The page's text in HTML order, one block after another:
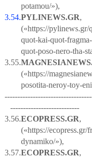
potamou/»),
3.54.PYLINEWS.GR,
(«https://pylinews.gr/
quot-kai-quot-
quot-poso-nero-tha-
3.55.MAGNESIANEWS
(«https://
posotita-neroy-toy-
---------------------------
3.56.ECOPRESS.GR,
(«https://ecopress.gr/
dynamiko/»),
3.57.ECOPRESS.GR,